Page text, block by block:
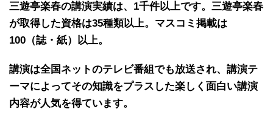
三遊亭楽春の講演実績は、1千件以上です。三遊亭楽春
が取得した資格は35種類以上。マスコミ掲載は
100（誌・紙）以上。
講演は全国ネットのテレビ番組でも放送され、講演テ
ーマによってその知識をプラスした楽しく面白い講演
内容が人気を得ています。